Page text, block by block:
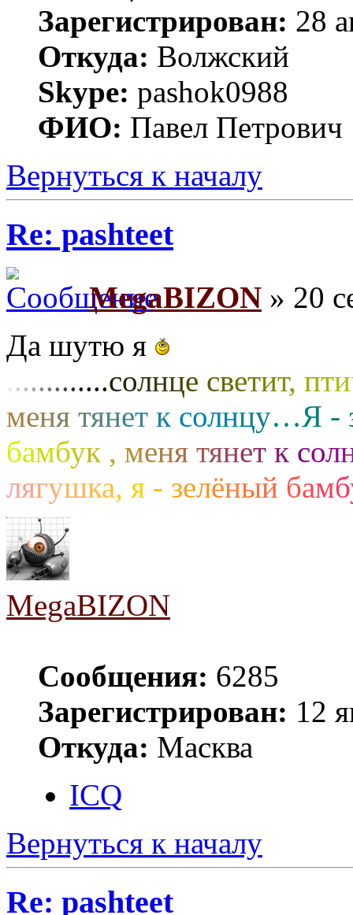
Зарегистрирован: 28
Откуда: Волжский
Skype: pashok0988
ФИО: Павел Петрович
Вернуться к началу
Re: pashteet
MegaBIZON » 20
Да шутю я
............солнце светит, пти
меня тянет к солнцу…Я -
бамбук , меня тянет к сол
лягушка, я - зелёный бамб
MegaBIZON
Сообщения: 6285
Зарегистрирован: 12
Откуда: Масква
ICQ
Вернуться к началу
Re: pashteet